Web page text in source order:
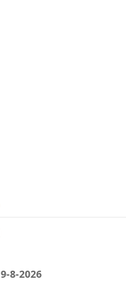
9-8-2026